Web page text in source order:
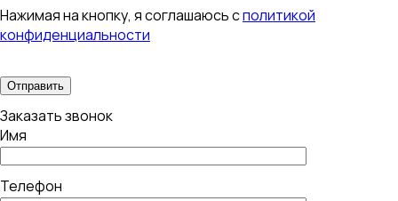
Нажимая на кнопку, я соглашаюсь сполитикой
конфиденциальности
Заказать звонок
Имя
Телефон